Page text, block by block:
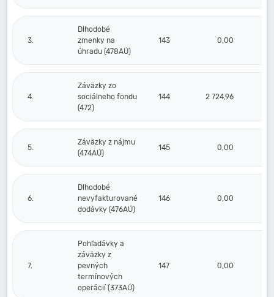
3.
Dlhodobé
zmenky na
úhradu (478AÚ)
143 0,00
4.
Záväzky zo
sociálneho fondu
(472)
144 2 724,96
5.
Záväzky z nájmu
(474AÚ)
145 0,00
6.
Dlhodobé
nevyfakturované
dodávky (476AÚ)
146 0,00
7.
Pohľadávky a
záväzky z
pevných
termínových
operácií (373AÚ)
147 0,00